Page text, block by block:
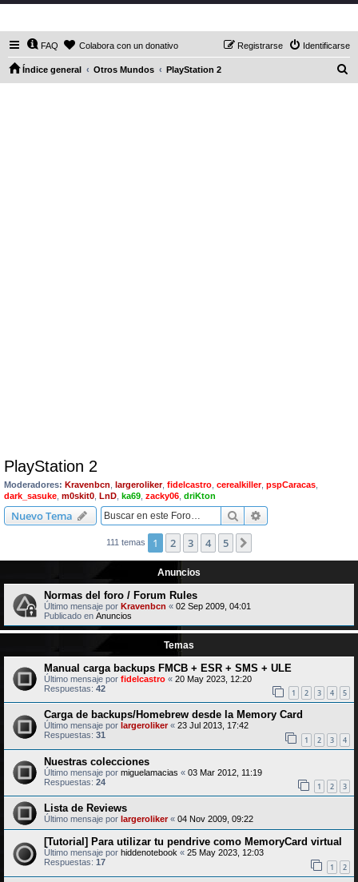
FAQ Colabora con un donativo Identificarse
Registrarse
Índice general Otros Mundos PlayStation 2
PlayStation 2
Moderadores: Kravenbcn largeroliker, fidelcastro cerealkiller, pspCaracas
dark_sasuke m0skit0 LnD ka69 zacky06 driKton
Nuevo Tema Buscar
111 temas 1 2 3 4 5
Anuncios
Normas del foro / Forum Rules
Último mensaje por Kravenbcn « 02 Sep 2009, 04:01
Publicado en Anuncios
Temas
Manual carga backups FMCB + ESR + SMS + ULE
Último mensaje por fidelcastro « 20 May 2023, 12:20
Respuestas: 42 1 2 3 4 5
Carga de backups/Homebrew desde la Memory Card
Último mensaje por largeroliker« 23 Jul 2013, 17:42
Respuestas: 31 1 2 3 4
Nuestras colecciones
Último mensaje por miguelamacias « 03 Mar 2012, 11:19
Respuestas: 24 1 2 3
Lista de Reviews
Último mensaje por largeroliker« 04 Nov 2009, 09:22
[Tutorial] Para utilizar tu pendrive como MemoryCard virtual
Último mensaje por hiddenotebook « 25 May 2023, 12:03
Respuestas: 17 1 2